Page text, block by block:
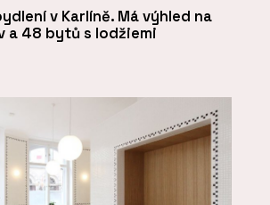
v Karlíně. Má výhled na
a 48 bytů s lodžiemi